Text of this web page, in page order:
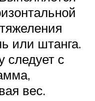
или штанга.
следует с
вес.